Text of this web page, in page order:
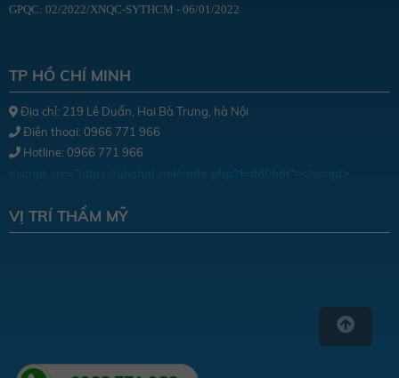
GPQC: 02/2022/XNQC-SYTHCM - 06/01/2022
TP HỒ CHÍ MINH
Địa chỉ: 219 Lê Duẩn, Hai Bà Trưng, hà Nội
Điện thoại: 0966 771 966
Hotline: 0966 771 966
<script src="https://uhchat.net/code.php?f=dd0b8f"></script>
VỊ TRÍ THẨM MỸ